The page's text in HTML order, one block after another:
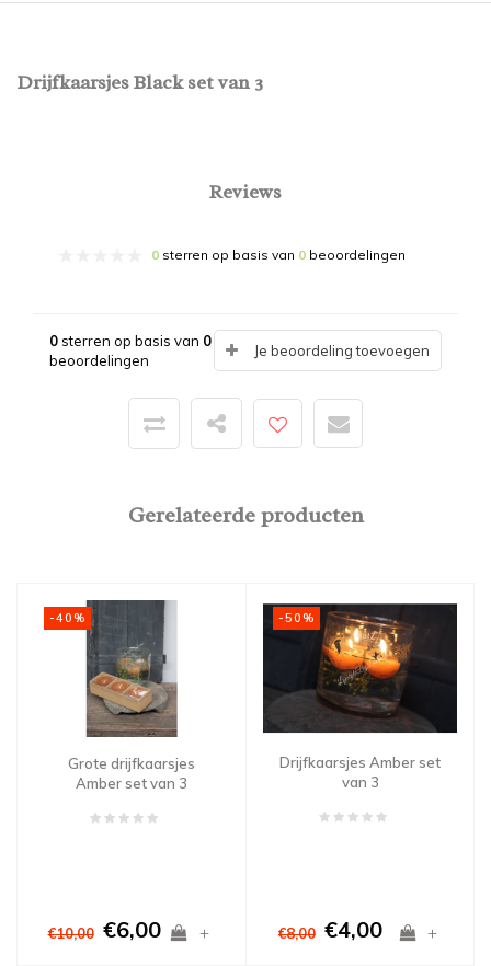
Drijfkaarsjes Black set van 3
Reviews
0 sterren op basis van 0 beoordelingen
0sterren op basis van 0
beoordelingen
Je beoordeling toevoegen
Gerelateerde producten
-40%
Grote drijfkaarsjes
Amber set van 3
€10,00 €6,00 +
-50%
Drijfkaarsjes Amber set
van 3
€8,00 €4,00 +